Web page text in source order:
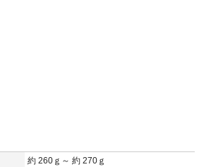
約 260ｇ～ 約 270ｇ